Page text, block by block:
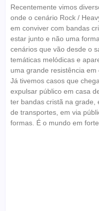
Recentemente vimos
onde o cenário Rock /
em conviver com bandas
estar junto e não uma
cenários que vão desde o
temáticas melódicas e
uma grande resistência
Já tivemos casos que
expulsar público em casa
ter bandas cristã na grade,
de transportes, em via
formas. É o mundo em